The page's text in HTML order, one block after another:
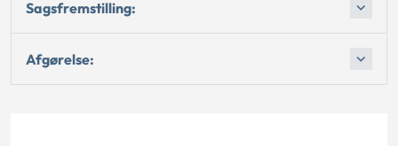
Sagsfremstilling:
Afgørelse: